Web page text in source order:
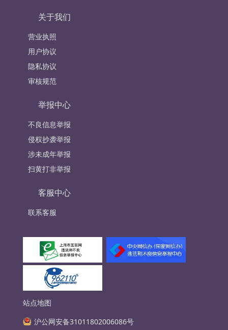
关于我们
营业执照
用户协议
隐私协议
审核规范
举报中心
不良信息举报
侵权抄袭举报
涉未成年举报
扫黄打非举报
客服中心
联系客服
站点地图
沪公网安备31011802006086号